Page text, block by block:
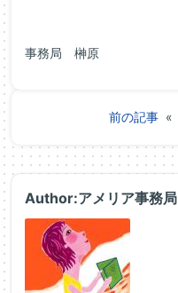
事務局 榊原
前の記事 «
Author:アメリア事務局